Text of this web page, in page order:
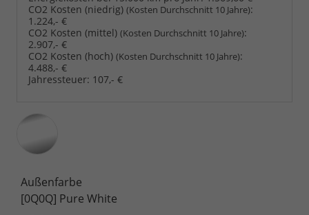
CO2 Kosten (niedrig) (Kosten Durchschnitt 10 Jahre):
1.224,- €
CO2 Kosten (mittel) (Kosten Durchschnitt 10 Jahre):
2.907,- €
CO2 Kosten (hoch) (Kosten Durchschnitt 10 Jahre):
4.488,- €
Jahressteuer: 107,- €
Außenfarbe
[0Q0Q] Pure White